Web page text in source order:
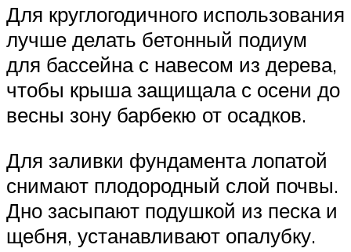
Для круглогодичного использования
лучше делать бетонный подиум
для бассейна с навесом из дерева,
чтобы крыша защищала с осени до
весны зону барбекю от осадков.
Для заливки фундамента лопатой
снимают плодородный слой почвы.
Дно засыпают подушкой из песка и
щебня, устанавливают опалубку.